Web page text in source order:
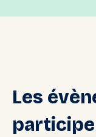
Les
participe